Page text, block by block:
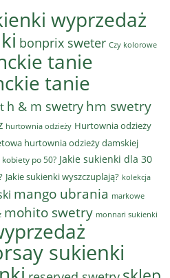
wyprzedaż
bonprix sweter Czy kolorowe
tanie
tanie
h & m swetry hm swetry
hurtownia odzieży Hurtownia odzieży
hurtownia odzieży damskiej
po 50? Jakie sukienki dla 30
Jakie sukienki wyszczuplają? kolekcja
mango ubrania markowe
mohito swetry monnari sukienki
sukienki